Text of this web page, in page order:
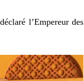
l’Empereur des